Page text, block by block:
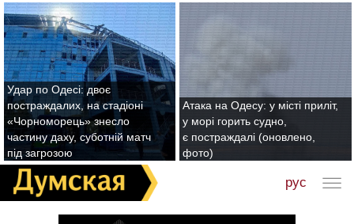
Удар по Одесі: двоє
постраждалих, на стадіоні
«Чорноморець» знесло
частину даху, суботній матч
під загрозою
Атака на Одесу: у місті приліт,
у морі горить судно,
є постраждалі (оновлено,
фото)
рус